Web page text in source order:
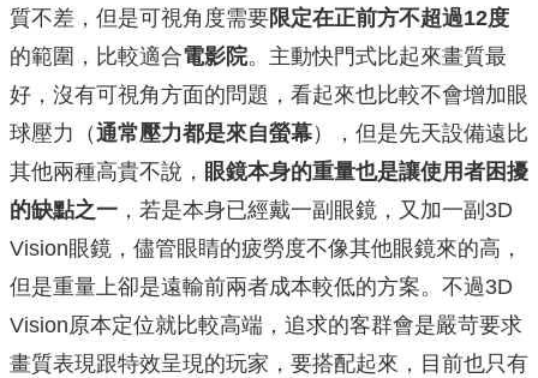
質不差，但是可視角度需要限定在正前方不超過12度
的範圍，比較適合電影院。主動快門式比起來畫質最
好，沒有可視角方面的問題，看起來也比較不會增加眼
球壓力（通常壓力都是來自螢幕），但是先天設備遠比
其他兩種高貴不說， 眼鏡本身的重量也是讓使用者困擾
的缺點之一 ，若是本身已經戴一副眼鏡，又加一副3D
Vision眼鏡，儘管眼睛的疲勞度不像其他眼鏡來的高，
但是重量上卻是遠輸前兩者成本較低的方案。不過3D
Vision原本定位就比較高端，追求的客群會是嚴苛要求
畫質表現跟特效呈現的玩家，要搭配起來，目前也只有